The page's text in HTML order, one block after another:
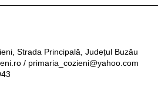
Strada Principală, Județul Buzău
/ primaria_cozieni@yahoo.com